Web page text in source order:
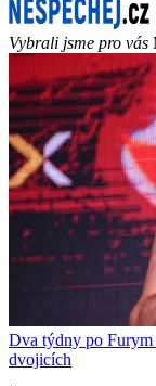
Vybrali jsme pro vás
Dva týdny po Furym
dvojicích